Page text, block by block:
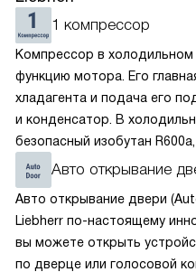
1 компрессор
Компрессор в
функцию мотора. Его
хладагента и подача его
и конденсатор. В
безопасный изобутан
окружающей среде.
по охладительному контуру
лучше работает «мотор»
и быстрее происходит
меньше электроэнергии.
Авто открывание
Авто открывание двери
Liebherr по-настоящему
вы можете открыть
по дверце или голосовой